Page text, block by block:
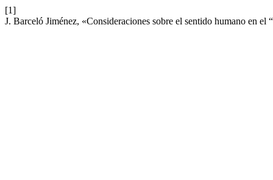
[1]
J. Barceló Jiménez, «Consideraciones sobre el sentido humano en